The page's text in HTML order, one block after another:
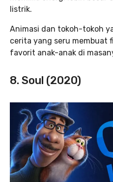
listrik.
Animasi dan tokoh-tokoh
cerita yang seru membuat
favorit anak-anak di
8. Soul (2020)